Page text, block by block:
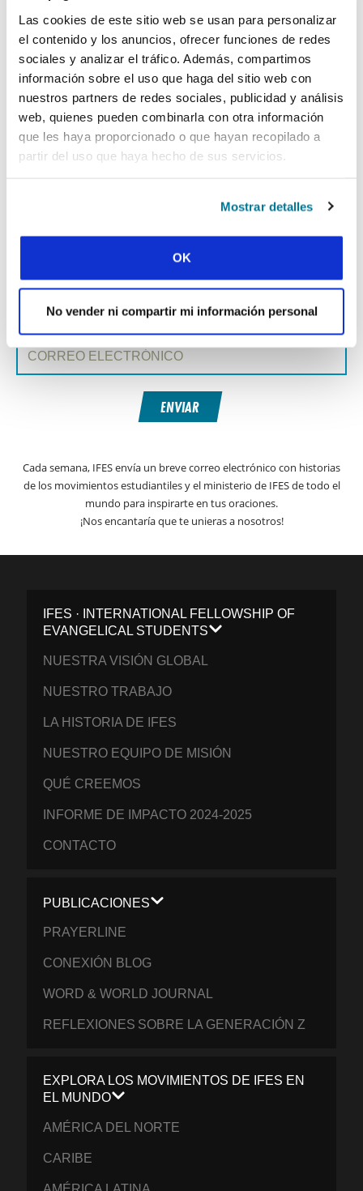
Las cookies de este sitio web se usan para personalizar
el contenido y los anuncios, ofrecer funciones de redes
sociales y analizar el tráfico. Además, compartimos
información sobre el uso que haga del sitio web con
nuestros partners de redes sociales, publicidad y análisis
web, quienes pueden combinarla con otra información
que les haya proporcionado o que hayan recopilado a
partir del uso que haya hecho de sus servicios.
Mostrar detalles
OK
No vender ni compartir mi información personal
Compartir: FacebookWhatsApp
« Historia anterior
Todas las historias del Prayerline
Historia siguiente »
SUSCRIBIRSE A PRAYERLINE
Nombre de pila:
Apellido:
Correo electrónico:
ENVIAR
Cada semana, IFES envía un breve correo electrónico con historias
de los movimientos estudiantiles y el ministerio de IFES de todo el
mundo para inspirarte en tus oraciones.
¡Nos encantaría que te unieras a nosotros!
IFES · INTERNATIONAL FELLOWSHIP OF
EVANGELICAL STUDENTS
NUESTRA VISIÓN GLOBAL
NUESTRO TRABAJO
LA HISTORIA DE IFES
NUESTRO EQUIPO DE MISIÓN
QUÉ CREEMOS
INFORME DE IMPACTO 2024-2025
CONTACTO
PUBLICACIONES
PRAYERLINE
CONEXIÓN BLOG
WORD & WORLD JOURNAL
REFLEXIONES SOBRE LA GENERACIÓN Z
EXPLORA LOS MOVIMIENTOS DE IFES EN
EL MUNDO
AMÉRICA DEL NORTE
CARIBE